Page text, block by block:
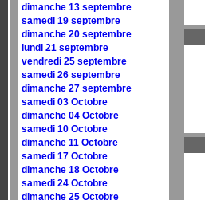
dimanche 13 septembre
samedi 19 septembre
dimanche 20 septembre
lundi 21 septembre
vendredi 25 septembre
samedi 26 septembre
dimanche 27 septembre
samedi 03 Octobre
dimanche 04 Octobre
samedi 10 Octobre
dimanche 11 Octobre
samedi 17 Octobre
dimanche 18 Octobre
samedi 24 Octobre
dimanche 25 Octobre